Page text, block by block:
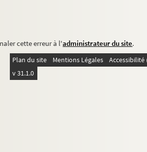
cette erreur à l'administrateur du site.
Plan du site Mentions Légales
v 31.1.0